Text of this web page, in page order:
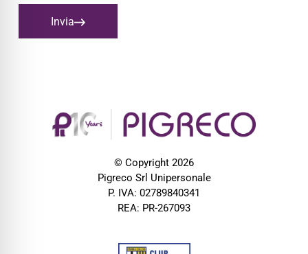
Invia
© Copyright 2026
Pigreco Srl Unipersonale
P. IVA: 02789840341
REA: PR-267093